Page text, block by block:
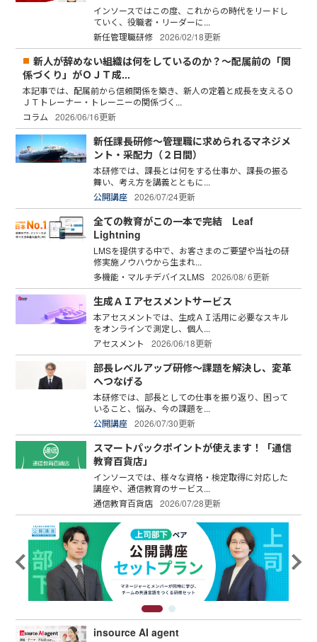
インソースではこの度、これからの時代をリードし
ていく、役職者・リーダーに...
新任管理職研修 2026/02/18更新
新人が辞めない組織は何をしているのか？～配属前の「関
係づくり」がＯＪＴ成...
本記事では、配属前から信頼関係を築き、新人の定着と成長を支えるＯ
ＪＴトレーナー・トレーニーの関係づく...
コラム
2026/06/16更新
新任課長研修～管理職に求められるマネジメ
ント・采配力（２日間）
本研修では、課長とは何をする仕事か、課長の振る
舞い、考え方を講義とともに...
公開講座 2026/07/24更新
全ての教育がこの一本で完結 Leaf
Lightning
LMSを提供する中で、お客さまのご要望や当社の研
修実施ノウハウから生まれ...
多機能・マルチデバイスLMS 2026/08/ 6更新
生成ＡＩアセスメントサービス
本アセスメントでは、生成ＡＩ活用に必要なスキル
をオンラインで測定し、個人...
アセスメント
2026/06/18更新
部長レベルアップ研修～課題を解決し、変革
へつなげる
本研修では、部長としての仕事を振り返り、困って
いること、悩み、今の課題を...
公開講座 2026/07/30更新
スマートパックポイントが使えます！「通信
教育百貨店」
インソースでは、様々な資格・検定取得に対応した
講座や、通信教育のサービス...
通信教育百貨店 2026/07/28更新
insource AI agent